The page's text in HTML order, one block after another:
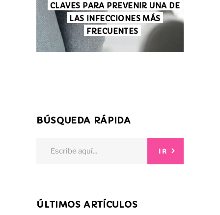
CLAVES PARA PREVENIR UNA DE
LAS INFECCIONES MÁS
FRECUENTES
BÚSQUEDA RÁPIDA
IR
ÚLTIMOS ARTÍCULOS